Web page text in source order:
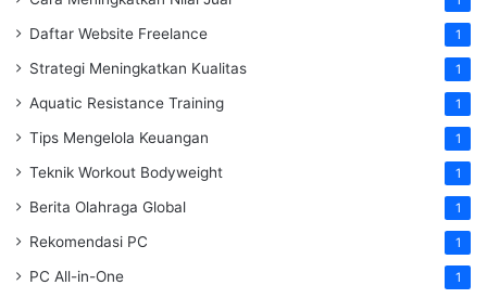
Daftar Website Freelance 1
Strategi Meningkatkan Kualitas 1
Aquatic Resistance Training 1
Tips Mengelola Keuangan 1
Teknik Workout Bodyweight 1
Berita Olahraga Global 1
Rekomendasi PC 1
PC All-in-One 1